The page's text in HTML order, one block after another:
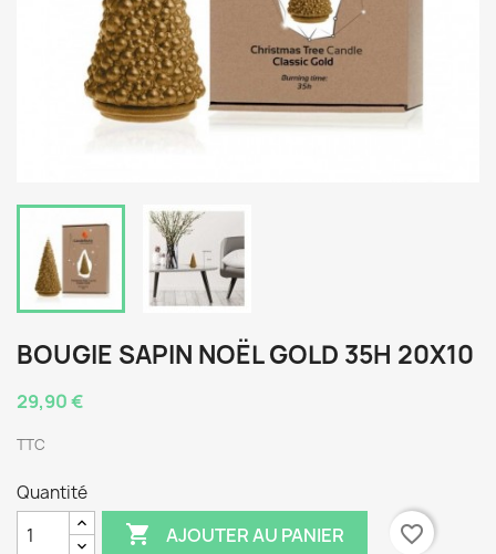
BOUGIE SAPIN NOËL GOLD 35H 20X10
29,90 €
TTC
Quantité
 AJOUTER AU PANIER favorite_border